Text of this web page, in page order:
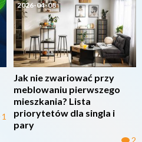
1
2026-04-08
Jak nie zwariować przy
meblowaniu pierwszego
mieszkania? Lista
priorytetów dla singla i
pary